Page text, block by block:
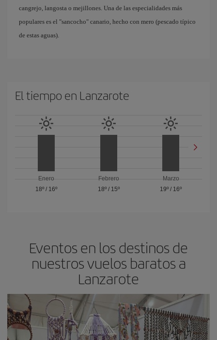
cangrejo, langosta o mejillones. Una de las especialidades más
populares es el "sancocho" canario, hecho con mero (pescado típico
de estas aguas).
El tiempo en Lanzarote
Enero
18º/ 16º
Febrero
18º/ 15º
Marzo
19º / 16º
Eventos en los destinos de
nuestros vuelos baratos a
Lanzarote